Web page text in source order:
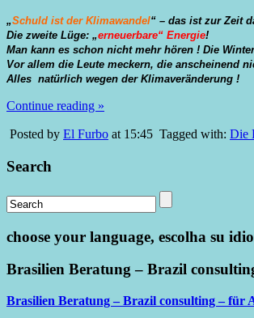
„Schuld ist der Klimawandel“ – das ist zur Zeit
Die zweite Lüge: „erneuerbare“ Energie!
Man kann es schon nicht mehr hören ! Die
Vor allem die Leute meckern, die anscheinend
Alles natürlich wegen der Klimaveränderung !
Continue reading »
Posted by El Furbo at 15:45 Tagged with: Die
Search
choose your language, escolha su
Brasilien Beratung – Brazil
Brasilien Beratung – Brazil consulting – für